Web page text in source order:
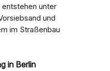
unter
und
im Straßenbau
in Berlin